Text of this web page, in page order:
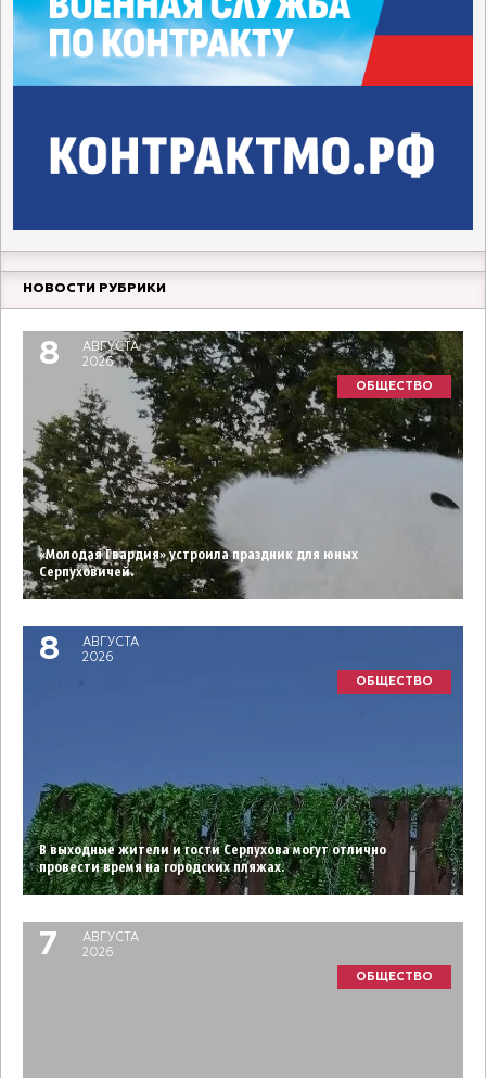
НОВОСТИ РУБРИКИ
8
АВГУСТА
2026
ОБЩЕСТВО
«Молодая Гвардия» устроила праздник для юных
Серпуховичей.
8
АВГУСТА
2026
ОБЩЕСТВО
В выходные жители и гости Серпухова могут отлично
провести время на городских пляжах.
7
АВГУСТА
2026
ОБЩЕСТВО